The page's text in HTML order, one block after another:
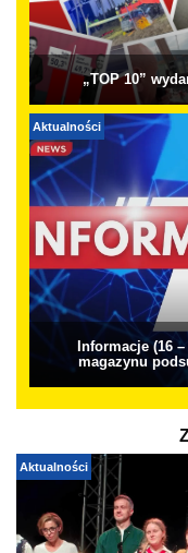
„TOP 10”
Aktualności
Informacje (16
magazynu
Aktualności